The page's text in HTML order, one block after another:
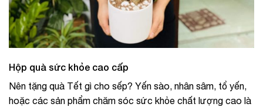
Hộp quà sức khỏe cao cấp
Nên tặng quà Tết gì cho sếp? Yến sào, nhân sâm, tổ yến,
hoặc các sản phẩm chăm sóc sức khỏe chất lượng cao là